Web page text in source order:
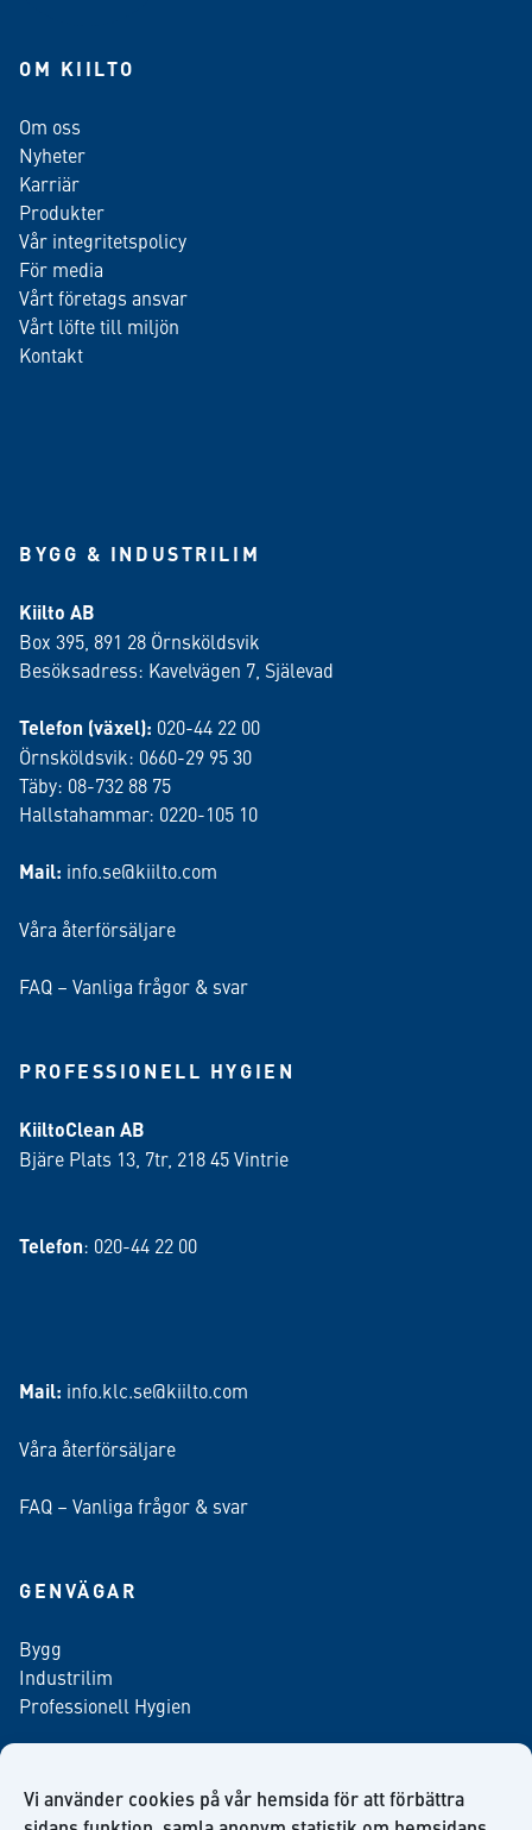
Vi använder cookies på vår hemsida för att förbättra
OM KIILTO
Om oss
Nyheter
Karriär
Produkter
Vår integritetspolicy
För media
Vårt företags ansvar
Vårt löfte till miljön
Kontakt
BYGG & INDUSTRILIM
Kiilto AB
Box 395, 891 28 Örnsköldsvik
Besöksadress: Kavelvägen 7, Själevad
Telefon (växel): 020-44 22 00
Örnsköldsvik: 0660-29 95 30
Täby: 08-732 88 75
Hallstahammar: 0220-105 10
Mail: info.se@kiilto.com
Våra återförsäljare
FAQ – Vanliga frågor & svar
PROFESSIONELL HYGIEN
KiiltoClean AB
Bjäre Plats 13, 7tr, 218 45 Vintrie
Telefon: 020-44 22 00
Mail: info.klc.se@kiilto.com
Våra återförsäljare
FAQ – Vanliga frågor & svar
GENVÄGAR
Bygg
Industrilim
Professionell Hygien
Anmäl dig till vårt nyhetsbrev